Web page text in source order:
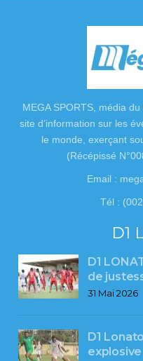
MEGA SPORTS, média
site d’information sur les
le monde, exerçant
(Récépissé
Email :
Tél :
D1
D1
de
31 Mai 2026
D1